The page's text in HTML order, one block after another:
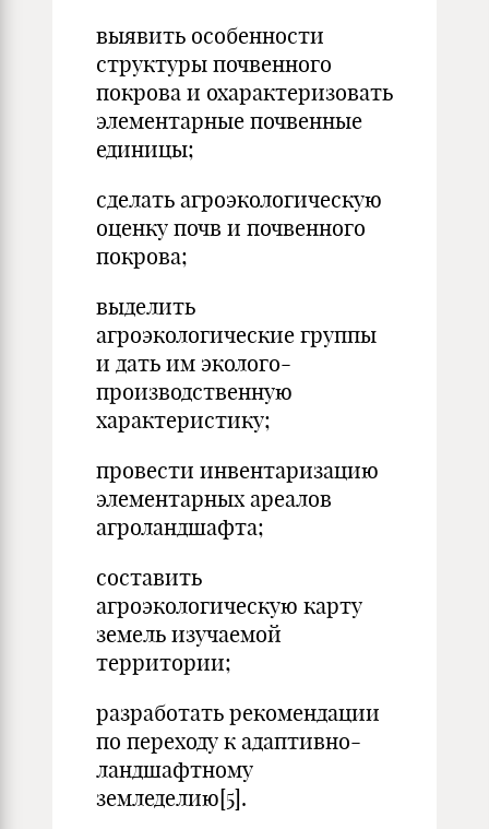
выявить особенности
структуры почвенного
покрова и охарактеризовать
элементарные почвенные
единицы;
сделать агроэкологическую
оценку почв и почвенного
покрова;
выделить
агроэкологические группы
и дать им эколого-
производственную
характеристику;
провести инвентаризацию
элементарных ареалов
агроландшафта;
составить
агроэкологическую карту
земель изучаемой
территории;
разработать рекомендации
по переходу к адаптивно-
ландшафтному
земледелию[5].